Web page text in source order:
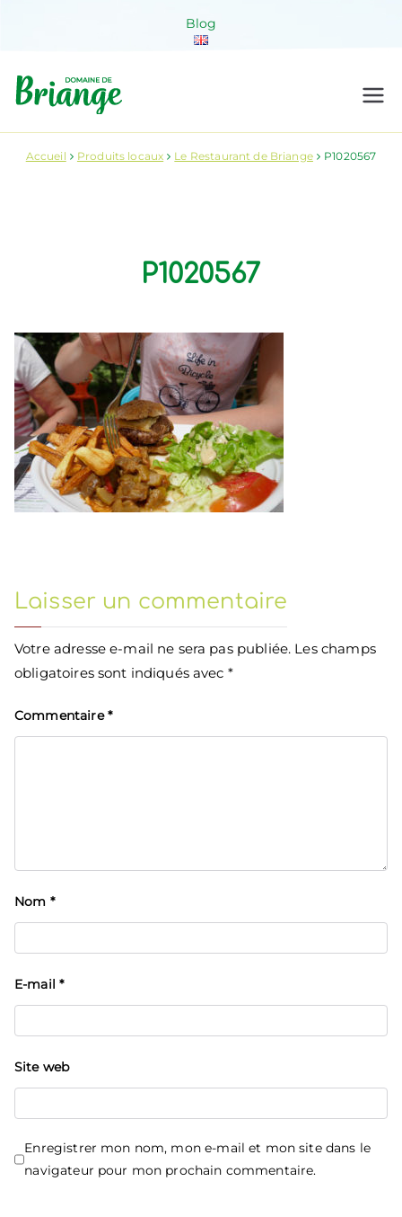
Blog
Briange
Accueil Produits locaux Le Restaurant de Briange P1020567
P1020567
Laisser un commentaire
Votre adresse e-mail ne sera pas publiée. Les champs
obligatoires sont indiqués avec *
Commentaire*
Nom *
E-mail*
Site web
Enregistrer mon nom, mon e-mail et mon site dans le
navigateur pour mon prochain commentaire.